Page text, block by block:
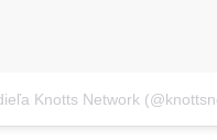
Knotts Network